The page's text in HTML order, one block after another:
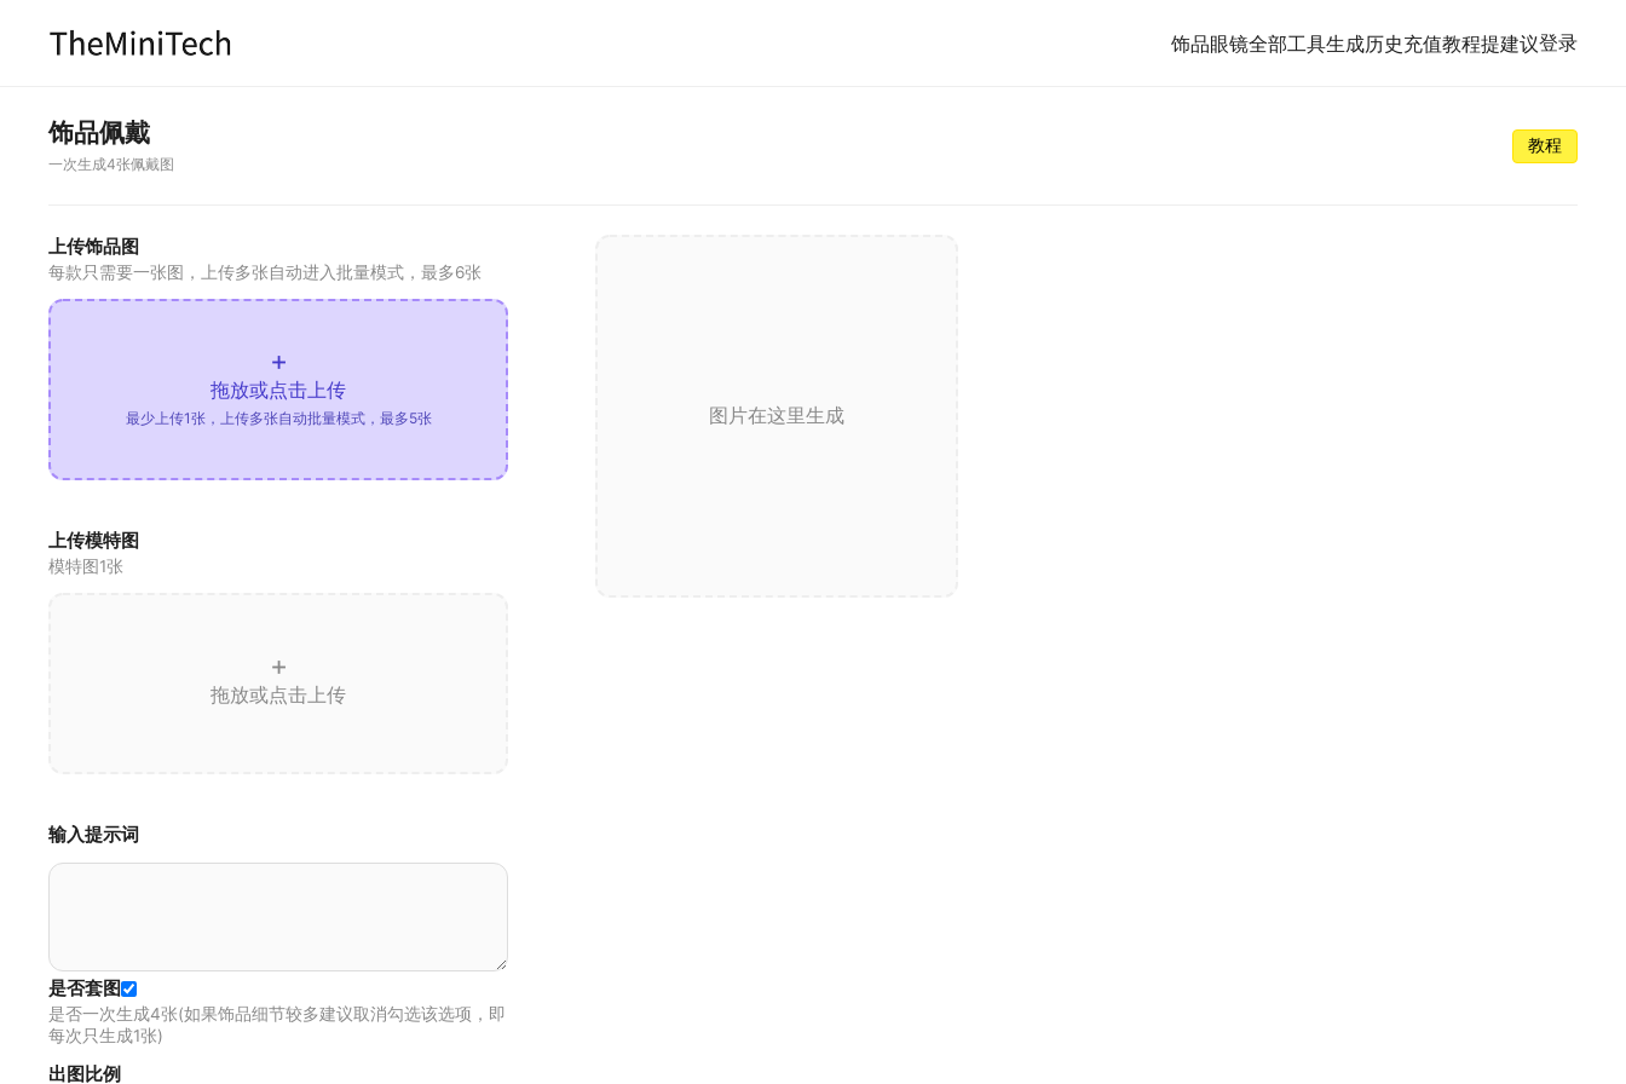
饰品眼镜全部工具生成历史充值教程提建议登录
饰品佩戴
一次生成4张佩戴图
教程
上传饰品图
每款只需要一张图，上传多张自动进入批量模式，最多6张
+
拖放或点击上传
最少上传1张，上传多张自动批量模式，最多5张
上传模特图
模特图1张
+
拖放或点击上传
输入提示词
是否套图
是否一次生成4张(如果饰品细节较多建议取消勾选该选项，即
每次只生成1张)
出图比例
图片在这里生成